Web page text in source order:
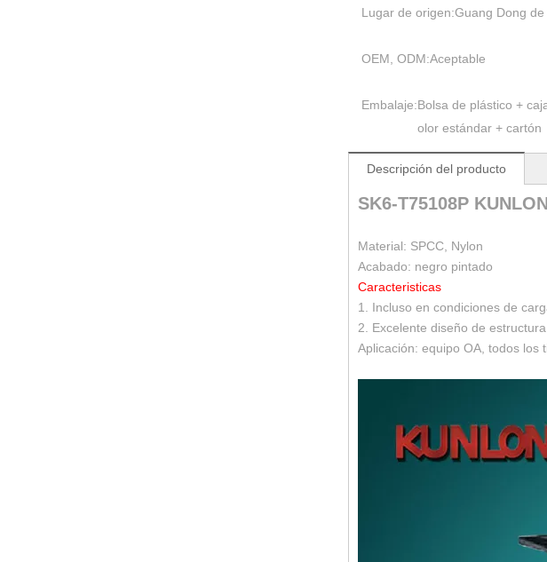
Lugar de origen:Guang Dong de
OEM, ODM:Aceptable
Embalaje:Bolsa de plástico +
olor estándar + cartón
Descripción del producto
SK6-T75108P
Material: SPCC, Nylon
Acabado: negro pintado
Caracteristicas
1.
Incluso en condiciones de
2.
Excelente diseño de
Aplicación: equipo OA, todos los